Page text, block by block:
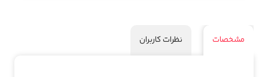
مشخصات نظرات کاربران